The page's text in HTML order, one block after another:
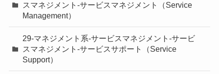
スマネジメント-サービスマネジメント（Service
Management）
29-マネジメント系-サービスマネジメント-サービ
スマネジメント-サービスサポート（Service
Support）